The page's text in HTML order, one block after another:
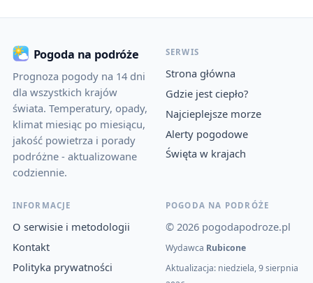
Pogoda na podróże
Prognoza pogody na 14 dni
dla wszystkich krajów
świata. Temperatury, opady,
klimat miesiąc po miesiącu,
jakość powietrza i porady
podróżne - aktualizowane
codziennie.
SERWIS
Strona główna
Gdzie jest ciepło?
Najcieplejsze morze
Alerty pogodowe
Święta w krajach
INFORMACJE
O serwisie i metodologii
Kontakt
Polityka prywatności
POGODA NA PODRÓŻE
© 2026 pogodapodroze.pl
Wydawca Rubicone
Aktualizacja: niedziela, 9 sierpnia